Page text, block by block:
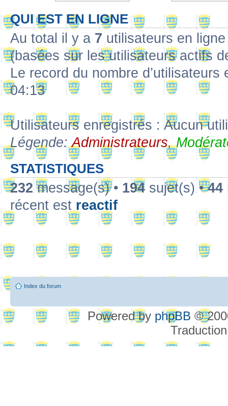
QUI EST EN LIGNE
Au total il y a 7 utilisateurs en
(basées sur les utilisateurs actifs
Le record du nombre
04:13
Utilisateurs enregistrés : Aucun
Légende:Administrateurs,
STATISTIQUES
232message(s) • 194 sujet(s) •44
récent est reactif
Index du forum
Powered by phpBB ©